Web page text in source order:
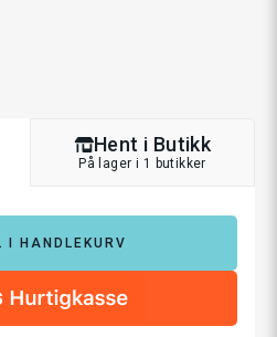
I HANDLEKURV
Hent i Butikk
På lager i 1 butikker